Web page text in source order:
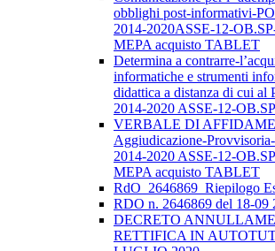
obblighi post-informativi-
2014-2020ASSE-12-
MEPA acquisto TABLET
Determina a contrarre-
informatiche e strumenti
didattica a distanza di cui
2014-2020 ASSE-12-OB.SP
VERBALE DI
Aggiudicazione-
2014-2020 ASSE-12-
MEPA acquisto TABLET
RdO_2646869_Riepilogo
RDO n. 2646869 del 18-09
DECRETO
RETTIFICA IN